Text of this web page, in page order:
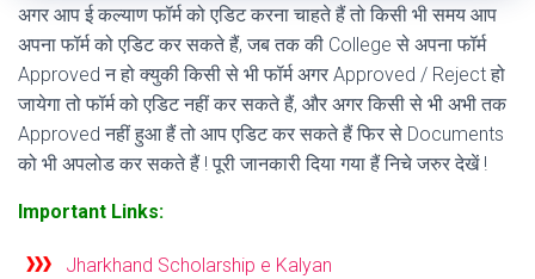
अगर आप ई कल्याण फॉर्म को एडिट करना चाहते हैं तो किसी भी समय आप
अपना फॉर्म को एडिट कर सकते हैं, जब तक की College से अपना फॉर्म
Approved न हो क्युकी किसी से भी फॉर्म अगर Approved / Reject हो
जायेगा तो फॉर्म को एडिट नहीं कर सकते हैं, और अगर किसी से भी अभी तक
Approved नहीं हुआ हैं तो आप एडिट कर सकते हैं फिर से Documents
को भी अपलोड कर सकते हैं ! पूरी जानकारी दिया गया हैं निचे जरुर देखें !
Important Links:
Jharkhand Scholarship e Kalyan